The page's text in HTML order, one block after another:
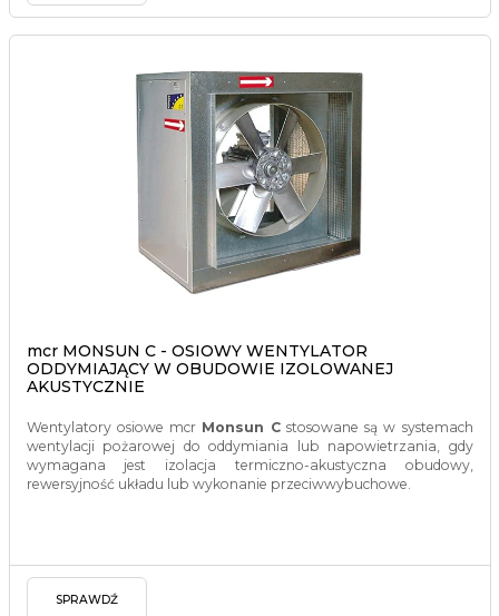
mcr MONSUN C - OSIOWY WENTYLATOR
ODDYMIAJĄCY W OBUDOWIE IZOLOWANEJ
AKUSTYCZNIE
Wentylatory osiowe mcr Monsun Cstosowane są w systemach
wentylacji pożarowej do oddymiania lub napowietrzania, gdy
wymagana jest izolacja termiczno-akustyczna obudowy,
rewersyjność układu lub wykonanie przeciwwybuchowe.
SPRAWDŹ